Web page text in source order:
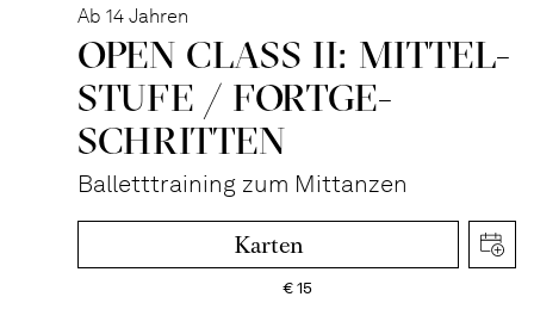
Ab 14 Jahren
OPEN CLASS II: MITTEL­
STUFE / FORT­GE­
SCHRITTEN
Balletttraining zum Mittanzen
Karten
€15